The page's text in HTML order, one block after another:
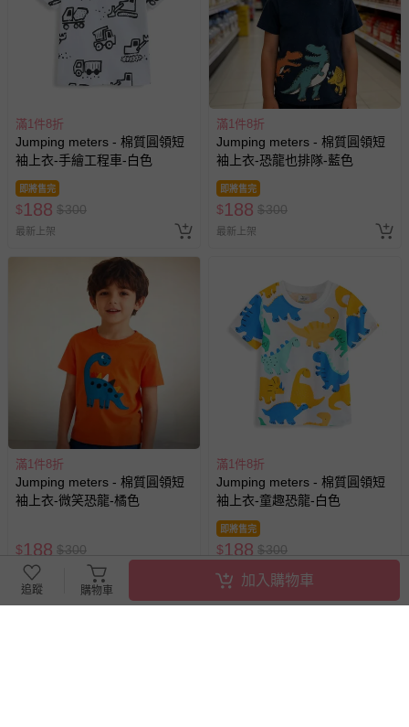
滿1件8折
Jumping meters - 棉質圓領短
袖上衣-手繪工程車-白色
即將售完
$188 $300
最新上架
滿1件8折
Jumping meters - 棉質圓領短
袖上衣-恐龍也排隊-藍色
即將售完
$188 $300
最新上架
滿1件8折
Jumping meters - 棉質圓領短
袖上衣-微笑恐龍-橘色
$188 $300
最新上架
滿1件8折
Jumping meters - 棉質圓領短
袖上衣-童趣恐龍-白色
即將售完
$188 $300
最新上架
追蹤 購物車
加入購物車